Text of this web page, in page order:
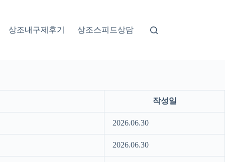
상조내구제후기 상조스피드상담
작성일
2026.06.30
2026.06.30